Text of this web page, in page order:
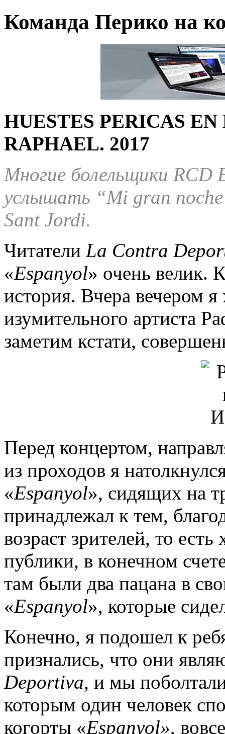
Команда Перико на
HUESTES PERICAS
RAPHAEL. 2017
Многие болельщики RCD
услышать “Mi gran noche
Sant Jordi.
Читатели La Contra
«Espanyol» очень велик.
история. Вчера вечером я
изумительного артиста
заметим кстати,
Перед концертом,
из проходов я
«Espanyol», сидящих на
принадлежал к тем,
возраст зрителей, то
публики, в конечном
там были два пацана в
«Espanyol», которые
Конечно, я подошел к
признались, что они
Deportiva, и мы
которым один человек
когорты «Espanyol»,